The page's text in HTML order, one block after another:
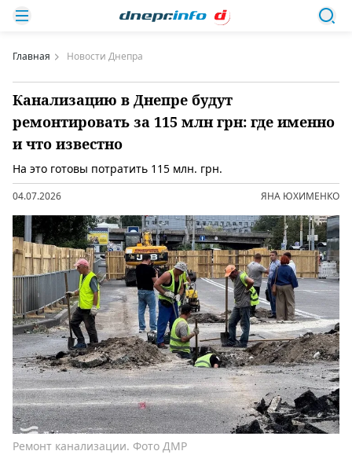
Главная Новости Днепра
Канализацию в Днепре будут
ремонтировать за 115 млн грн: где именно
и что известно
На это готовы потратить 115 млн. грн.
04.07.2026 ЯНА ЮХИМЕНКО
Ремонт канализации. Фото ДМР